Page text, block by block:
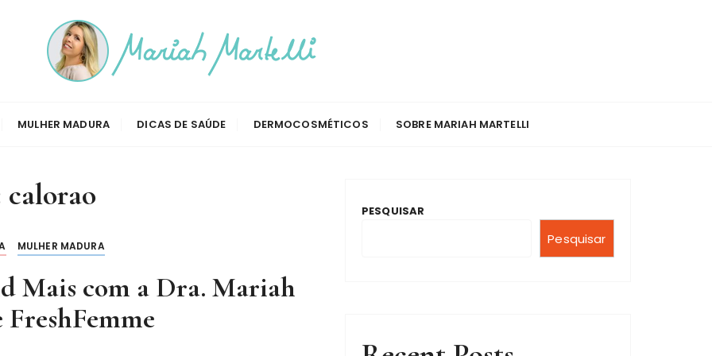
MULHER MADURA DICAS DE SAÚDE DERMOCOSMÉTICOS SOBRE MARIAH MARTELLI
calorao
MULHER MADURA
Mais com a Dra. Mariah
PESQUISAR
Pesquisar